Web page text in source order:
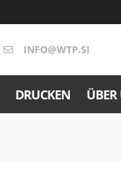
INFO@WTP.SI
DRUCKEN